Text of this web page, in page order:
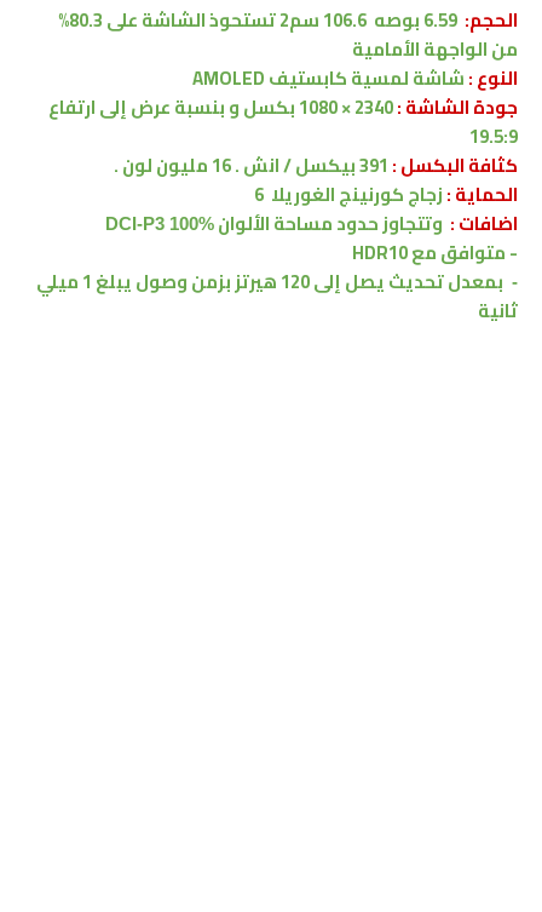
الحجم: 106.6 سم2
تستحوذ الشاشة على 80.3%
منالواجهة الأمامية
النوع :شاشة لمسيةكابستيفAMOLED
جودة الشاشة :2340 × 1080 بكسل
و بنسبة عرض إلى ارتفاع
19.5:9
كثافة البكسل : 391 بيكسل / انش . 16 مليون لون .
الحماية :زجاج كورنينج الغوريلا 6
اضافات : وتتجاوز حدود مساحة الألوان DCI-P3 100%
-متوافق معHDR10
-
بمعدل تحديث يصل إلى 120 هيرتز بزمن وصول يبلغ 1 ميلي
ثانية